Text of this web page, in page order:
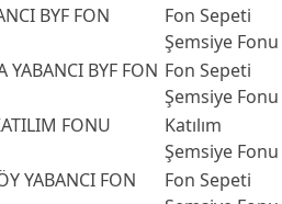
BYF FON
Fon Sepeti
Şemsiye Fonu
YABANCI BYF FON Fon Sepeti
Şemsiye Fonu
FONU
Katılım
Şemsiye Fonu
YABANCI FON
Fon Sepeti